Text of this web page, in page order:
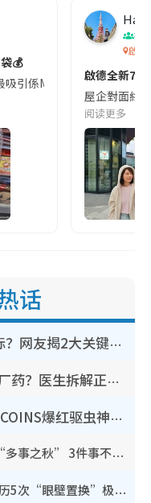
💰
引係Mofusand嘅精品 每
打
啟德
啟德全新7-
屋企對面終
阅读更多
话
装修拆铁闸随时变贼人目标？网友揭2大关键用途：装新款等于白装？附新旧铁闸分别
网传公立医院改用内地/副厂药？医生拆解正副厂分别，揭4类人换药随时出事
怕虫人士夏季救星！日本3COINS爆红驱虫神器$45起 1招“全程免触碰”轻松搞定小强
立秋2026｜8月7日立秋进入“多事之秋” 3件事不可做！专家教6招开运 清杂物／钱包纳气接好运
台风白海豚料周日袭浙江！经历5次“眼壁置换”极罕见 成登陆内地最长途台风